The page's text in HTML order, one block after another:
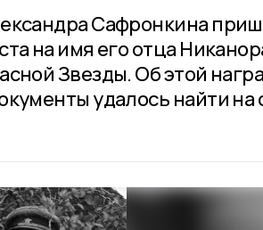
Сафронкина
на имя его отца
Звезды. Об этой
удалось найти на